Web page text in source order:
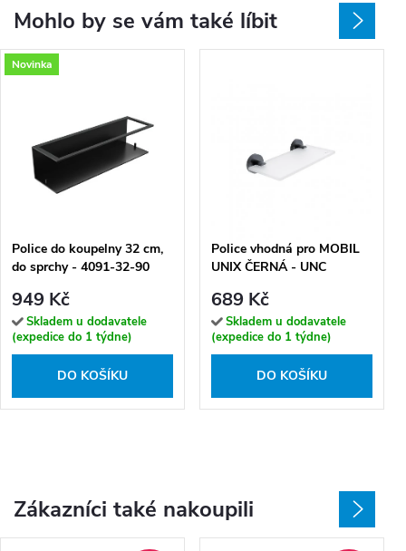
Mohlo by se vám také líbit
Novinka
Police do koupelny 32 cm,
do sprchy - 4091-32-90
949 Kč
Skladem u dodavatele
(expedice do 1 týdne)
DO KOŠÍKU
Police vhodná pro MOBIL
UNIX ČERNÁ - UNC
689 Kč
Skladem u dodavatele
(expedice do 1 týdne)
DO KOŠÍKU
Zákazníci také nakoupili